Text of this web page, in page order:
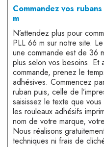
Commandez vos
m
N’attendez plus pour
PLL 66 m sur notre site.
une commande est de 36
plus selon vos besoins. Et
commande, prenez le
adhésives. Commencez
ruban puis, celle de
saisissez le texte que
les rouleaux adhésifs
nom de votre marque,
Nous réalisons
techniques ni frais de